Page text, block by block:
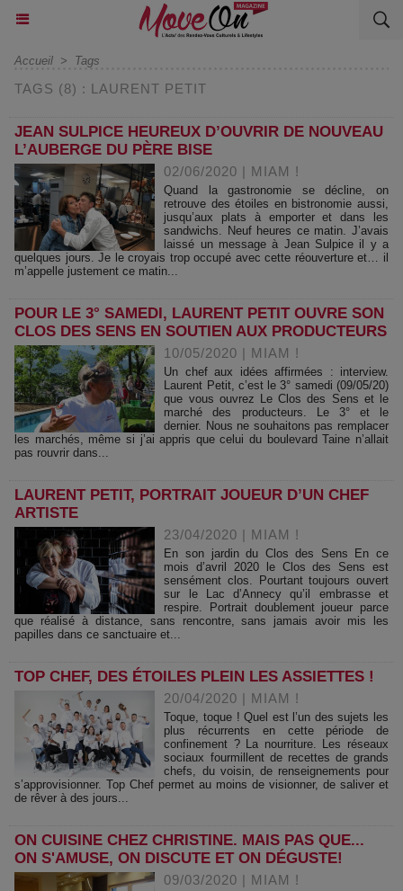
Accueil > Tags
TAGS (8) : LAURENT PETIT
JEAN SULPICE HEUREUX D’OUVRIR DE NOUVEAU
L’AUBERGE DU PÈRE BISE
02/06/2020 | MIAM !
Quand la gastronomie se décline, on
retrouve des étoiles en bistronomie aussi,
jusqu’aux plats à emporter et dans les
sandwichs. Neuf heures ce matin. J’avais
laissé un message à Jean Sulpice il y a
quelques jours. Je le croyais trop occupé avec cette réouverture et… il
m’appelle justement ce matin...
POUR LE 3° SAMEDI, LAURENT PETIT OUVRE SON
CLOS DES SENS EN SOUTIEN AUX PRODUCTEURS
10/05/2020 | MIAM !
Un chef aux idées affirmées : interview.
Laurent Petit, c’est le 3° samedi (09/05/20)
que vous ouvrez Le Clos des Sens et le
marché des producteurs. Le 3° et le
dernier. Nous ne souhaitons pas remplacer
les marchés, même si j’ai appris que celui du boulevard Taine n’allait
pas rouvrir dans...
LAURENT PETIT, PORTRAIT JOUEUR D’UN CHEF
ARTISTE
23/04/2020 | MIAM !
En son jardin du Clos des Sens En ce
mois d’avril 2020 le Clos des Sens est
sensément clos. Pourtant toujours ouvert
sur le Lac d’Annecy qu’il embrasse et
respire. Portrait doublement joueur parce
que réalisé à distance, sans rencontre, sans jamais avoir mis les
papilles dans ce sanctuaire et...
TOP CHEF, DES ÉTOILES PLEIN LES ASSIETTES !
20/04/2020 | MIAM !
Toque, toque ! Quel est l’un des sujets les
plus récurrents en cette période de
confinement ? La nourriture. Les réseaux
sociaux fourmillent de recettes de grands
chefs, du voisin, de renseignements pour
s’approvisionner. Top Chef permet au moins de visionner, de saliver et
de rêver à des jours...
ON CUISINE CHEZ CHRISTINE. MAIS PAS QUE...
ON S'AMUSE, ON DISCUTE ET ON DÉGUSTE!
09/03/2020 | MIAM !